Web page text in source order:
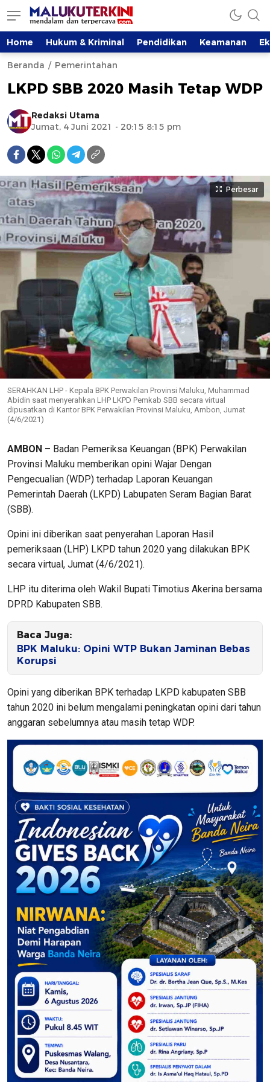
Home Hukum & Kriminal Pendidikan Keamanan
Beranda Pemerintahan
LKPD SBB 2020 Masih Tetap WDP
Redaksi Utama
Jumat, 4 Juni 2021 - 20:15 8:15 pm
Perbesar
SERAHKAN LHP - Kepala BPK Perwakilan Provinsi Maluku, Muhammad
Abidin saat menyerahkan LHP LKPD Pemkab SBB secara virtual
dipusatkan di Kantor BPK Perwakilan Provinsi Maluku, Ambon, Jumat
(4/6/2021)
AMBON – Badan Pemeriksa Keuangan (BPK) Perwakilan
Provinsi Maluku memberikan opini Wajar Dengan
Pengecualian (WDP) terhadap Laporan Keuangan
Pemerintah Daerah (LKPD) Labupaten Seram Bagian Barat
(SBB).
Opini ini diberikan saat penyerahan Laporan Hasil
pemeriksaan (LHP) LKPD tahun 2020 yang dilakukan BPK
secara virtual, Jumat (4/6/2021).
LHP itu diterima oleh Wakil Bupati Timotius Akerina bersama
DPRD Kabupaten SBB.
Baca Juga:
BPK Maluku: Opini WTP Bukan Jaminan Bebas
Korupsi
Opini yang diberikan BPK terhadap LKPD kabupaten SBB
tahun 2020 ini belum mengalami peningkatan opini dari tahun
anggaran sebelumnya atau masih tetap WDP.